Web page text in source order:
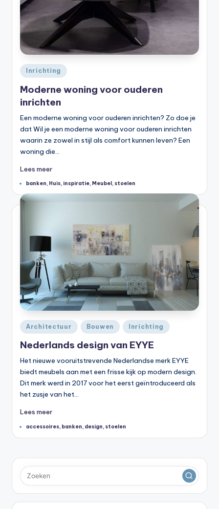
Geplaatst
Inrichting
Moderne woning voor ouderen
inrichten
Een moderne woning voor ouderen inrichten? Zo doe je
dat Wil je een moderne woning voor ouderen inrichten
waarin ze zowel in stijl als comfort kunnen leven? Een
woning die…
Lees meer
Tags:banken, Huis, inspiratie, Meubel , stoelen
Geplaatst
in
Architectuur Bouwen Inrichting
Nederlands design van EYYE
Het nieuwe vooruitstrevende Nederlandse merk EYYE
biedt meubels aan met een frisse kijk op modern design.
Dit merk werd in 2017 voor het eerst geïntroduceerd als
het zusje van het…
Lees meer
Tags:accessoires, banken, design, stoelen